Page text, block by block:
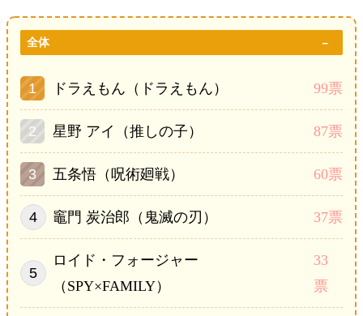
全体
ドラえもん（ドラえもん） 99票
星野 アイ（推しの子） 87票
五条悟（呪術廻戦） 60票
竈門 炭治郎（鬼滅の刃） 37票
ロイド・フォージャー
（SPY×FAMILY）
33
票